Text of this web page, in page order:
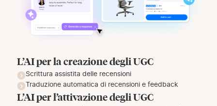
L’AI per la creazione degli UGC
Scrittura assistita delle recensioni
Traduzione automatica di recensioni e feedback
L’AI per l’attivazione degli UGC